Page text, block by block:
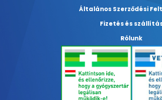
Általános Szerződési
Fizetés és
Rólunk